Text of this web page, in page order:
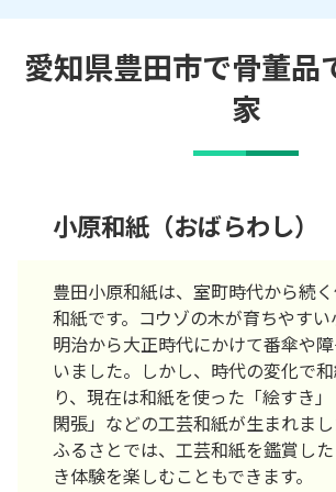
愛知県豊田市で骨董品
家
小原和紙（おばらわし）
豊田小原和紙は、室町時代から続
和紙です。コウゾの木が育ちやすい
明治から大正時代にかけて番傘や
いました。しかし、時代の変化で
り、現在は和紙を使った「絵すき
閑張」などの工芸和紙が生まれま
ふるさとでは、工芸和紙を鑑賞し
き体験を楽しむこともできます。